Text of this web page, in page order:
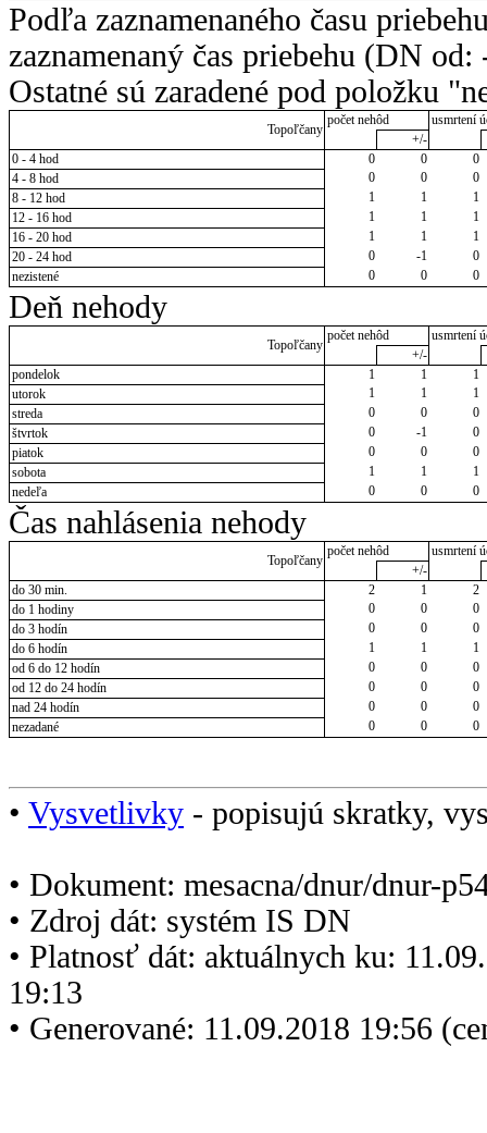
Podľa zaznamenaného času
zaznamenaný čas priebehu (DN
Ostatné sú zaradené pod položku
Topoľčany
počet nehôd
usmrtení
+/-
0 - 4 hod
0 0
0
4 - 8 hod
0 0
0
8 - 12 hod
1 1
1
12 - 16 hod
1 1
1
16 - 20 hod
1 1
1
20 - 24 hod
0 -1
0
nezistené
0 0 0
Deň nehody
Topoľčany
počet nehôd
usmrtení
+/-
pondelok
1 1
1
utorok
1 1
1
streda
0 0
0
štvrtok
0 -1
0
piatok
0 0
0
sobota
1 1
1
nedeľa
0 0 0
Čas nahlásenia nehody
Topoľčany
počet nehôd
usmrtení
+/-
do 30 min.
2 1
2
do 1 hodiny
0 0
0
do 3 hodín
0 0
0
do 6 hodín
1 1
1
od 6 do 12 hodín
0 0
0
od 12 do 24 hodín
0 0
0
nad 24 hodín
0 0
0
nezadané
0 0 0
• Vysvetlivky - popisujú skratky,
• Dokument: mesacna/dnur/dnur-
• Zdroj dát: systém IS DN
• Platnosť dát: aktuálnych ku:
19:13
• Generované: 11.09.2018 19:56